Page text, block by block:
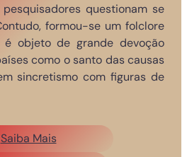
questionam se
formou-se um folclore
objeto de grande devoção
como o santo das causas
sincretismo com figuras de
Saiba Mais